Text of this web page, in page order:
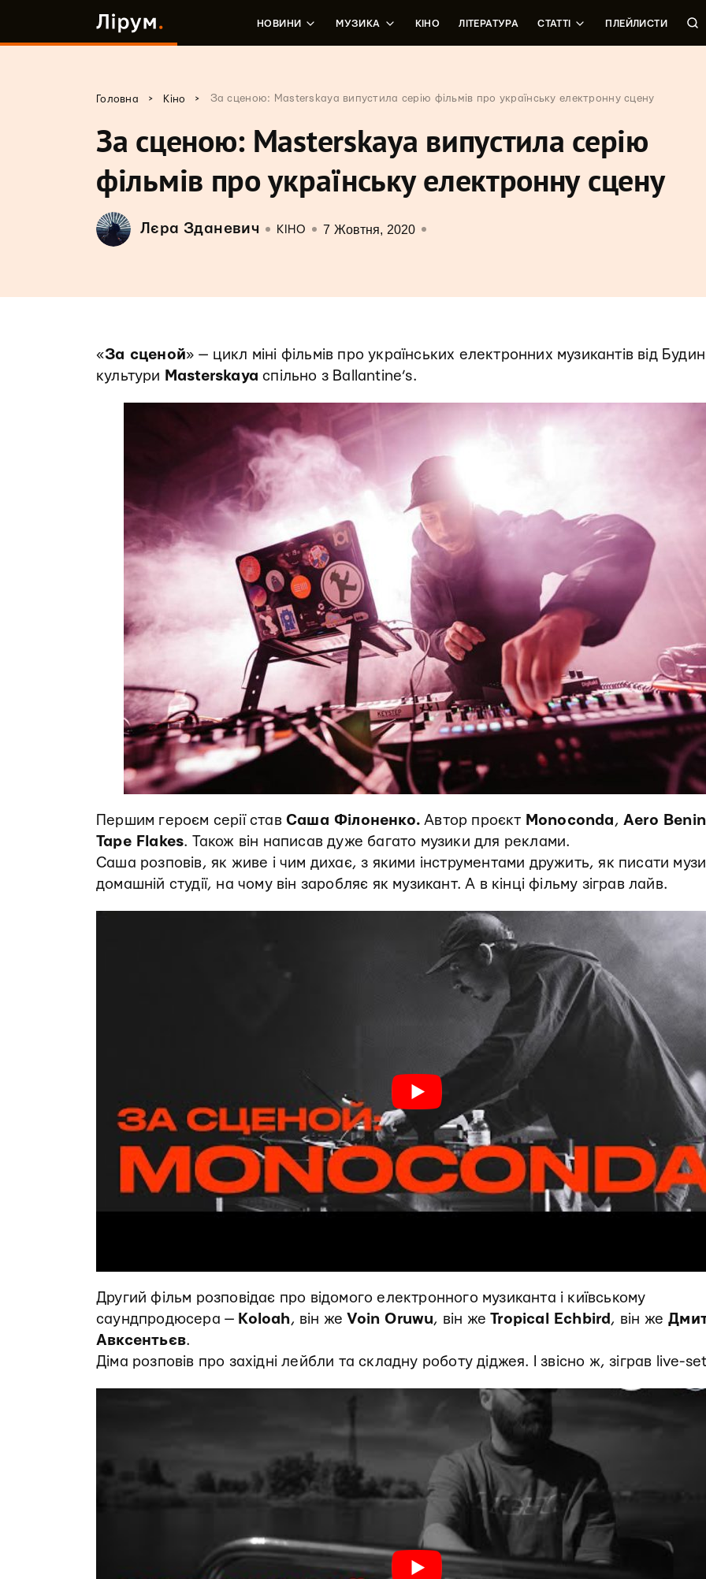
НОВИНИ МУЗИКА КІНО ЛІТЕРАТУРА СТАТТІ ПЛЕЙЛИСТИ
Головна > Кіно > За сценою: Masterskaya випустила серію фільмів про українську електронну сцену
За сценою: Masterskaya випустила серію
фільмів про українську електронну сцену
Лєра Зданевич КІНО 7 Жовтня, 2020
«За сценой» — цикл міні фільмів про українських електронних музикантів від
культури Masterskaya спільно з Ballantine’s.
Першим героєм серії став Саша Філоненко. Автор проєкт Monoconda,Aero Benin
Tape Flakes. Також він написав дуже багато музики для реклами.
Саша розповів, як живе і чим дихає, з якими інструментами дружить, як писати
домашній студії, на чому він заробляє як музикант. А в кінці фільму зіграв лайв.
Другий фільм розповідає про відомого електронного музиканта і київському
саундпродюсера — Koloah, він же Voin Oruwu, він жеTropical Echbird , він же
Авксентьєв.
Діма розповів про західні лейбли та складну роботу діджея. І звісно ж, зіграв live-